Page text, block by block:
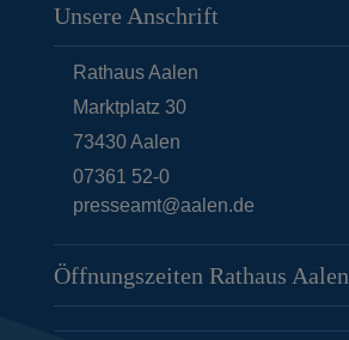
Unsere Anschrift
Rathaus Aalen
Marktplatz 30
73430Aalen
07361 52-0
presseamt@aalen.de
Öffnungszeiten Rathaus Aalen